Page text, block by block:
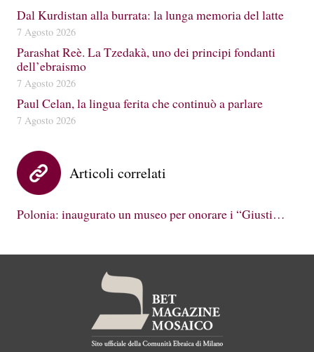
Dal Kurdistan alla burrata: la lunga memoria del latte
7 Agosto 2026
Parashat Reè. La Tzedakà, uno dei principi fondanti
dell’ebraismo
7 Agosto 2026
Paul Celan, la lingua ferita che continuò a parlare
7 Agosto 2026
Articoli correlati
Polonia: inaugurato un museo per onorare i “Giusti…